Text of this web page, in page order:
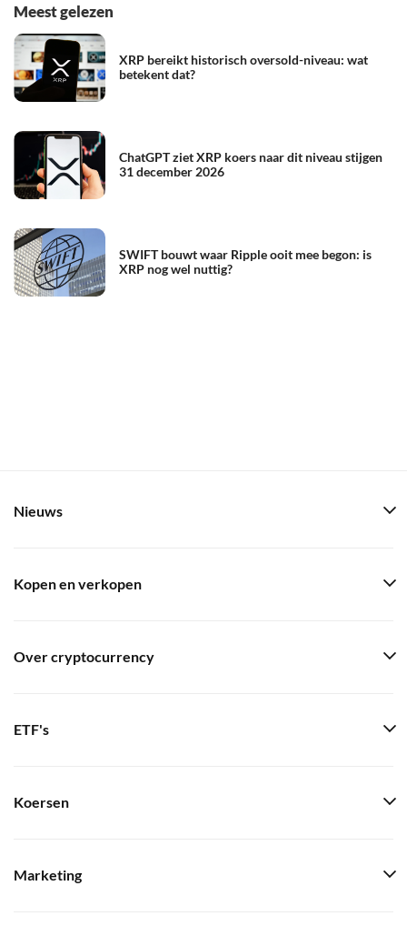
Meest gelezen
XRP bereikt historisch oversold-niveau: wat
betekent dat?
ChatGPT ziet XRP koers naar dit niveau stijgen
31 december 2026
SWIFT bouwt waar Ripple ooit mee begon: is
XRP nog wel nuttig?
Nieuws
Kopen en verkopen
Over cryptocurrency
ETF's
Koersen
Marketing